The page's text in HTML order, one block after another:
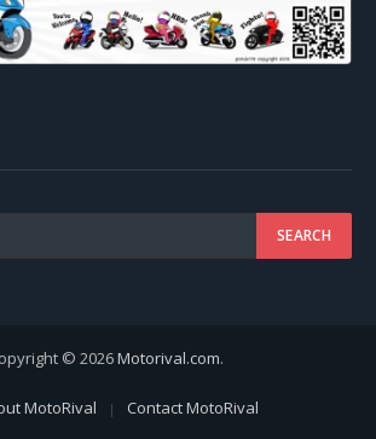
© 2026Motorival.com.
MotoRival Contact MotoRival